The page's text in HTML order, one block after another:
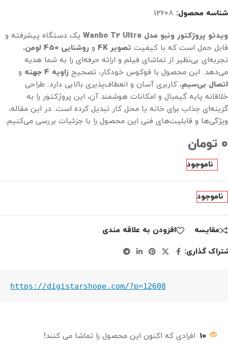
شناسه محصول: 12608
ویدئو پروژکتور ونبو مدل Wanbo T2 Ultra
یک دستگاه پیشرفته و
قابل حمل است که با کیفیت تصویر 4K و روشنایی 450 لومن
،
تجربه‌ای بی‌نظیر از تماشای فیلم و ارائه حرفه‌ای را به شما هدیه
می‌دهد. این محصول با فوکوس خودکار، تصحیح زاویه 4 جهته
و
اتصال بی‌سیم، کاربری آسان و انعطاف‌پذیری بالایی دارد. طراحی
خلاقانه پایه گیمبال و امکانات هوشمند آن، این پروژکتور را به
گزینه‌ای جذاب برای خانه یا محل کار تبدیل کرده است. در این مقاله،
ویژگی‌ها و قابلیت‌های فنی این محصول را با جزئیات بررسی می‌کنیم.
۰ تومان
ناموجود
ناموجود
مقايسه
افزودن به علاقه مندی
گذاری:
https://digistarshope.com/?p=12608
10 افرادی که اکنون این محصول را تماشا می کنند!